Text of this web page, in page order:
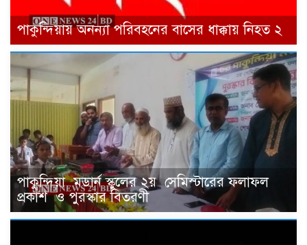
পাকুন্দিয়ায় অনন্যা পরিবহনের বাসের ধাক্কায় নিহত ২
পাকুন্দিয়া মডার্ন স্কুলের ২য় সেমিস্টারের ফলাফল
প্রকাশ ও পুরস্কার বিতরণী